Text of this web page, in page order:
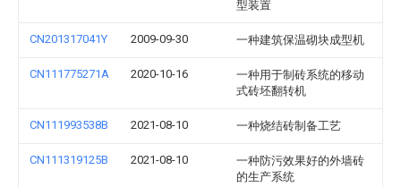
型装置
CN201317041Y 2009-09-30 一种建筑保温砌块成型机
CN111775271A 2020-10-16
一种用于制砖系统的移动
式砖坯翻转机
CN111993538B 2021-08-10 一种烧结砖制备工艺
CN111319125B 2021-08-10
一种防污效果好的外墙砖
的生产系统